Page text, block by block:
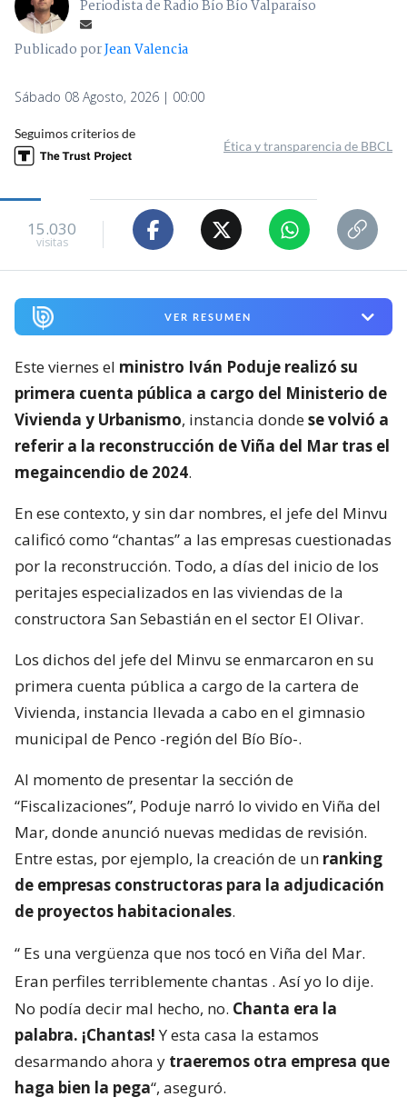
Periodista de Radio Bío Bío Valparaíso
Publicado porJean Valencia
Sábado 08 Agosto, 2026 | 00:00
Seguimos criterios de
Ética y transparencia de BBCL
15.030
visitas
VER RESUMEN
Este viernes el ministro Iván Poduje realizó su
primera cuenta pública a cargo del Ministerio de
Vivienda y Urbanismo, instancia dondese volvió a
referir a la reconstrucción de Viña del Mar tras el
megaincendio de 2024.
En ese contexto, y sin dar nombres, el jefe del Minvu
calificó como “chantas” a las empresas cuestionadas
por la reconstrucción. Todo, a días del inicio de los
peritajes especializados en las viviendas de la
constructora San Sebastián en el sector El Olivar.
Los dichos del jefe del Minvu se enmarcaron en su
primera cuenta pública a cargo de la cartera de
Vivienda, instancia llevada a cabo en el gimnasio
municipal de Penco -región del Bío Bío-.
Al momento de presentar la sección de
“Fiscalizaciones”, Poduje narró lo vivido en Viña del
Mar, donde anunció nuevas medidas de revisión.
Entre estas, por ejemplo, la creación de un ranking
de empresas constructoras para la adjudicación
de proyectos habitacionales.
“ Es una vergüenza que nos tocó en Viña del Mar.
Eran perfiles terriblemente chantas . Así yo lo dije.
No podía decir mal hecho, no. Chanta era la
palabra. ¡Chantas!Y esta casa la estamos
desarmando ahora y traeremos otra empresa que
haga bien la pega“, aseguró.